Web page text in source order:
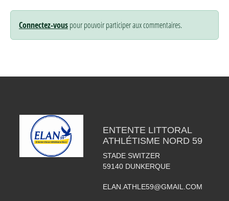
Connectez-vouspour pouvoir participer aux commentaires.
ENTENTE LITTORAL
ATHLÉTISME NORD 59
STADE SWITZER
59140 DUNKERQUE
ELAN.ATHLE59@GMAIL.COM